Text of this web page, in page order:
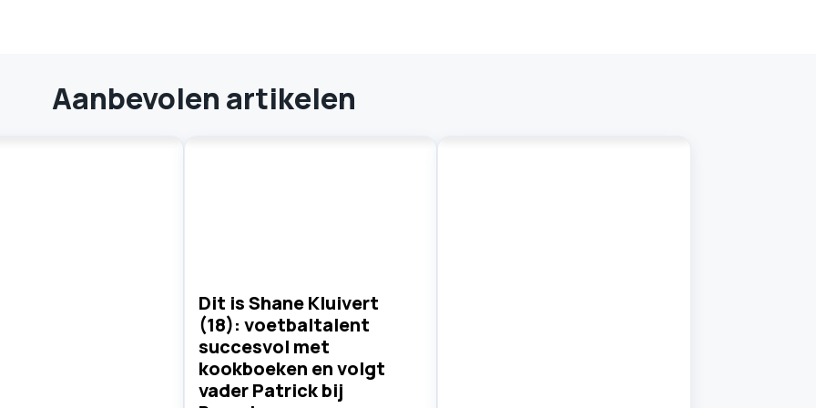
Aanbevolen artikelen
Dit is Shane Kluivert
(18): voetbaltalent
succesvol met
kookboeken en volgt
vader Patrick bij